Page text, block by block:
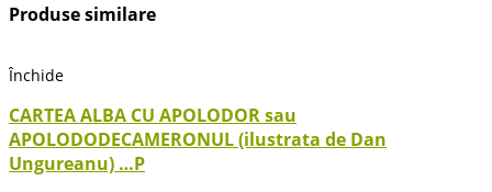
Produse similare
Închide
CARTEA ALBA CU APOLODOR sau
APOLODODECAMERONUL (ilustrata de Dan
Ungureanu) …P